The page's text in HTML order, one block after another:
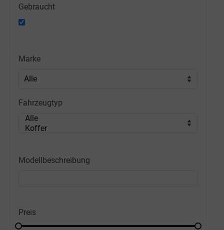
Gebraucht
Marke
Fahrzeugtyp
Modellbeschreibung
Preis